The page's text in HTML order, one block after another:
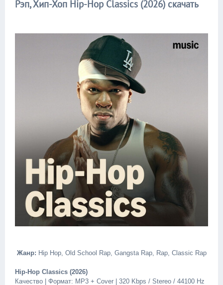
Рэп, Хип-Хоп Hip-Hop Classics (2026) скачать
Жанр: Hip Hop, Old School Rap, Gangsta Rap, Rap, Classic Rap
Hip-Hop Classics (2026)
Качество | Формат: MP3 + Cover | 320 Kbps / Stereo / 44100 Hz